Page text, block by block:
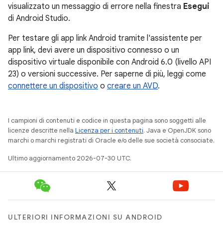
visualizzato un messaggio di errore nella finestra Esegui
di Android Studio.
Per testare gli app link Android tramite l'assistente per
app link, devi avere un dispositivo connesso o un
dispositivo virtuale disponibile con Android 6.0 (livello API
23) o versioni successive. Per saperne di più, leggi come
connettere un dispositivo o creare un AVD.
I campioni di contenuti e codice in questa pagina sono soggetti alle
licenze descritte nella Licenza per i contenuti. Java e OpenJDK sono
marchi o marchi registrati di Oracle e/o delle sue società consociate.
Ultimo aggiornamento 2026-07-30 UTC.
ULTERIORI INFORMAZIONI SU ANDROID